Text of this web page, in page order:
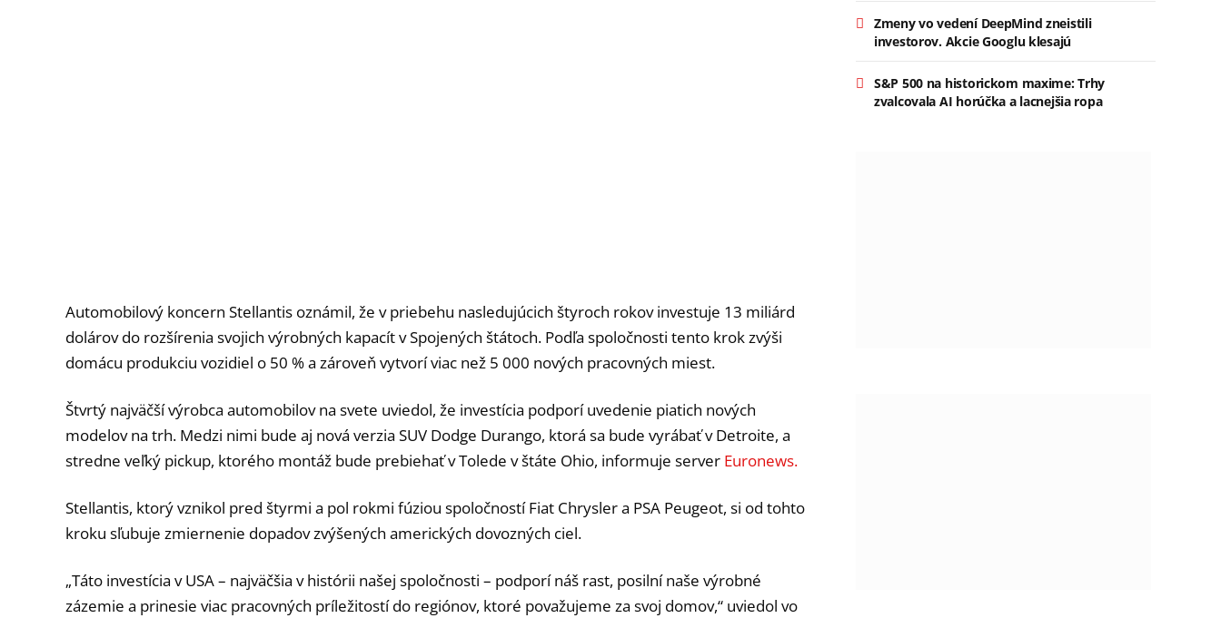
Automobilový koncern Stellantis oznámil, že v priebehu nasledujúcich štyroch rokov investuje 13 miliárd
dolárov do rozšírenia svojich výrobných kapacít v Spojených štátoch. Podľa spoločnosti tento krok zvýši
domácu produkciu vozidiel o 50 % a zároveň vytvorí viac než 5 000 nových pracovných miest.
Štvrtý najväčší výrobca automobilov na svete uviedol, že investícia podporí uvedenie piatich nových
modelov na trh. Medzi nimi bude aj nová verzia SUV Dodge Durango, ktorá sa bude vyrábať v Detroite, a
stredne veľký pickup, ktorého montáž bude prebiehať v Tolede v štáte Ohio, informuje server Euronews.
Stellantis, ktorý vznikol pred štyrmi a pol rokmi fúziou spoločností Fiat Chrysler a PSA Peugeot, si od tohto
kroku sľubuje zmiernenie dopadov zvýšených amerických dovozných ciel.
„Táto investícia v USA – najväčšia v histórii našej spoločnosti – podporí náš rast, posilní naše výrobné
zázemie a prinesie viac pracovných príležitostí do regiónov, ktoré považujeme za svoj domov,“ uviedol vo
Zmeny vo vedení DeepMind zneistili
investorov. Akcie Googlu klesajú
S&P 500 na historickom maxime: Trhy
zvalcovala AI horúčka a lacnejšia ropa